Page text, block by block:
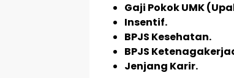
Gaji Pokok UMK
Insentif.
BPJS Kesehatan.
BPJS
Jenjang Karir.